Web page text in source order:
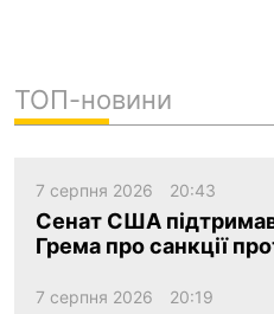
ТОП-новини
7 серпня 2026 20:43
Сенат США
Грема про санкції
7 серпня 2026 20:19